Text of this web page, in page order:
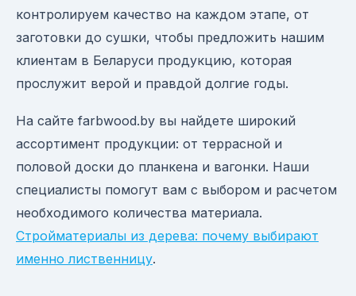
контролируем качество на каждом этапе, от
заготовки до сушки, чтобы предложить нашим
клиентам в Беларуси продукцию, которая
прослужит верой и правдой долгие годы.
На сайте farbwood.by вы найдете широкий
ассортимент продукции: от террасной и
половой доски до планкена и вагонки. Наши
специалисты помогут вам с выбором и расчетом
необходимого количества материала.
Стройматериалы из дерева: почему выбирают
именно лиственницу.